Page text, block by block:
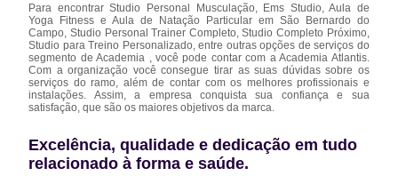
Para encontrar Studio Personal Musculação, Ems Studio, Aula de
Yoga Fitness e Aula de Natação Particular em São Bernardo do
Campo, Studio Personal Trainer Completo, Studio Completo Próximo,
Studio para Treino Personalizado, entre outras opções de serviços do
segmento de Academia , você pode contar com a Academia Atlantis.
Com a organização você consegue tirar as suas dúvidas sobre os
serviços do ramo, além de contar com os melhores profissionais e
instalações. Assim, a empresa conquista sua confiança e sua
satisfação, que são os maiores objetivos da marca.
Excelência, qualidade e dedicação em tudo
relacionado à forma e saúde.